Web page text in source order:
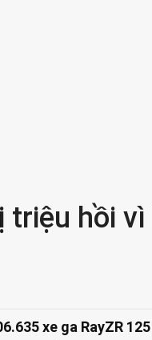
triệu hồi
xe ga RayZR